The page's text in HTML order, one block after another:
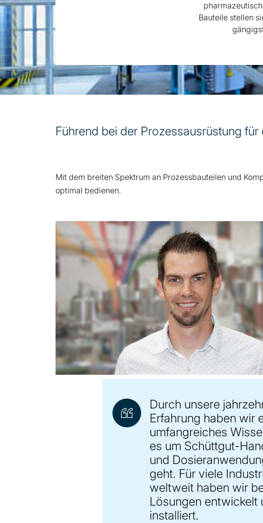
Bauteile stellen
Führend bei der Prozessausrüstung
Mit dem breiten Spektrum an Prozessbauteilen und
optimal bedienen.
Durch unsere
Erfahrung haben wir
umfangreiches
es um Schüttgut-
und
geht. Für viele
weltweit haben wir
Lösungen entwickelt
installiert.